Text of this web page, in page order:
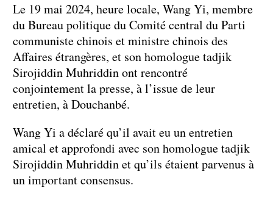
Le 19 mai 2024, heure locale, Wang Yi, membre
du Bureau politique du Comité central du Parti
communiste chinois et ministre chinois des
Affaires étrangères, et son homologue tadjik
Sirojiddin Muhriddin ont rencontré
conjointement la presse, à l’issue de leur
entretien, à Douchanbé.
Wang Yi a déclaré qu’il avait eu un entretien
amical et approfondi avec son homologue tadjik
Sirojiddin Muhriddin et qu’ils étaient parvenus à
un important consensus.